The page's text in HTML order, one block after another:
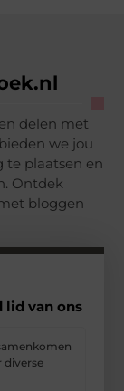
delen met
we jou
te plaatsen en
Ontdek
bloggen
lid van ons
diverse